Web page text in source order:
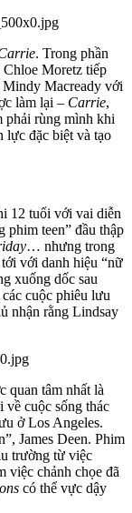
. Trong phần
Chloe Moretz tiếp
Macready với
làm lại – Carrie,
phải rùng mình khi
lực đặc biệt và tạo
12 tuổi với vai diễn
phim teen” đầu thập
… nhưng trong
với danh hiệu “nữ
xuống dốc sau
cuộc phiêu lưu
nhận rằng Lindsay
quan tâm nhất là
cuộc sống thác
ở Los Angeles.
James Deen. Phim
trường từ việc
việc chảnh chọe đã
có thể vực dậy